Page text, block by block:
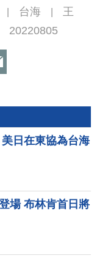
台海
王
20220805
日在東協為台海
場 布林肯首日將